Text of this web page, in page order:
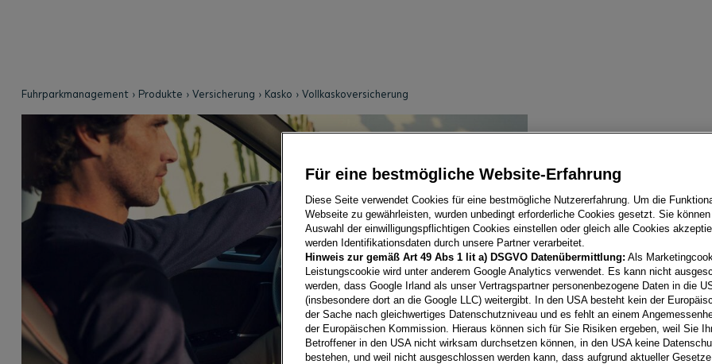
Fuhrparkmanagement Produkte Versicherung Kasko Vollkaskoversicherung
DIE
IHREN
Wir geben Ihnen
Sie wollen optimalen
Porsche Versicherung
Ihrem Fahrzeug Schäden
den Unfall selbst
KONTAKT
Für eine bestmögliche Website-Erfahrung
Diese Seite verwendet Cookies für eine bestmögliche Nutzererfahrung. Um die
Webseite zu gewährleisten, wurden unbedingt erforderliche Cookies gesetzt. Sie
Auswahl der einwilligungspflichtigen Cookies einstellen oder gleich alle Cookies
werden Identifikationsdaten durch unsere Partner verarbeitet.
Hinweis zur gemäß Art 49 Abs 1 lit a) DSGVO Datenübermittlung: Als
Leistungscookie wird unter anderem Google Analytics verwendet. Es kann nicht
werden, dass Google Irland als unser Vertragspartner personenbezogene Daten in die
(insbesondere dort an die Google LLC) weitergibt. In den USA besteht kein der
der Sache nach gleichwertiges Datenschutzniveau und es fehlt an einem
der Europäischen Kommission. Hieraus können sich für Sie Risiken ergeben, weil Sie
Betroffener in den USA nicht wirksam durchsetzen können, in den USA keine
bestehen, und weil nicht ausgeschlossen werden kann, dass aufgrund aktueller